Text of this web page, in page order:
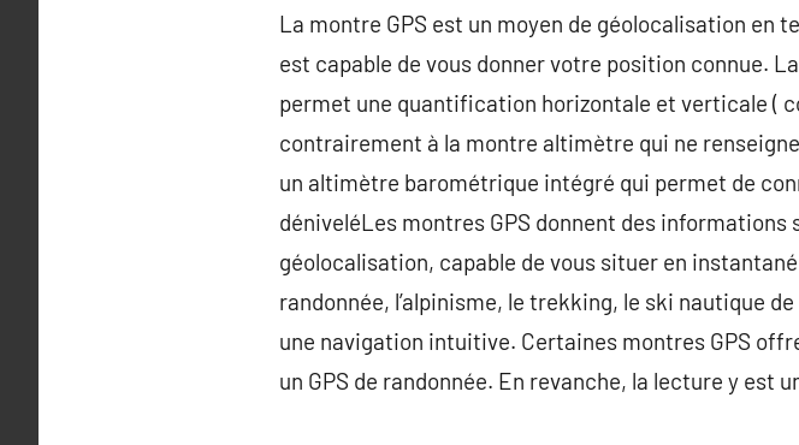
La montre GPS est un moyen de géolocalisation en
est capable de vous donner votre position connue.
permet une quantification horizontale et verticale (
contrairement à la montre altimètre qui ne
un altimètre barométrique intégré qui permet de
déniveléLes montres GPS donnent des
géolocalisation, capable de vous situer en
randonnée, l’alpinisme, le trekking, le ski nautique
une navigation intuitive. Certaines montres GPS
un GPS de randonnée. En revanche, la lecture y est